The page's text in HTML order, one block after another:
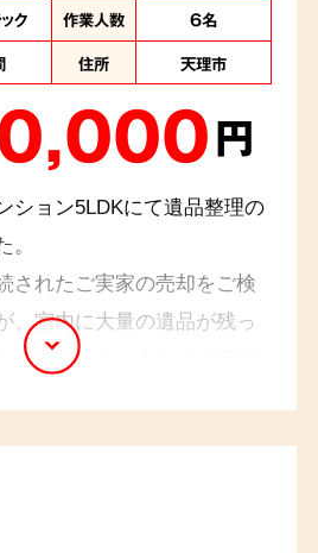
ク 作業人数
6名
住所 天理市
円
ション5LDKにて遺品整理の
されたご実家の売却をご検
、室内に大量の遺品が残っ
のと手放すべきものの区別
類や貴重品を丁寧に仕分
分いたしました。